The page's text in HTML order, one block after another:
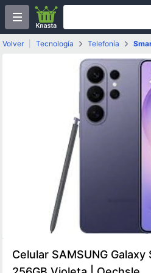
Volver Tecnología Telefonía
Celular SAMSUNG Galaxy